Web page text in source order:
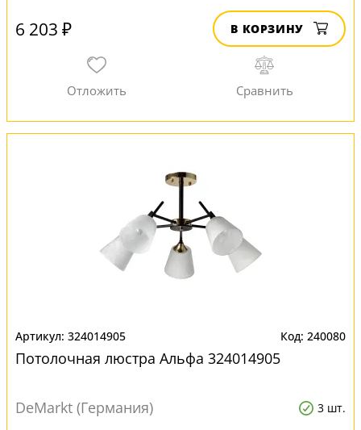
6 203 ₽ В КОРЗИНУ
324014905 240080
Потолочная люстра Альфа 324014905
DeMarkt (Германия) 3 шт.